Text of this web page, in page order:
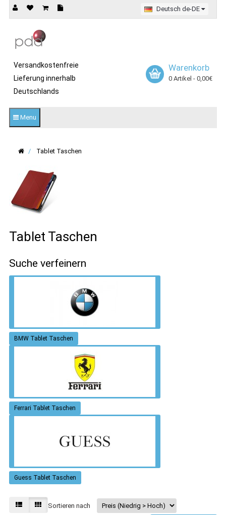
Deutsch de-DE
Versandkostenfreie
Lieferung innerhalb
Deutschlands
Warenkorb
0 Artikel - 0,00€
Menu
Tablet Taschen
Tablet Taschen
Suche verfeinern
BMW Tablet Taschen
Ferrari Tablet Taschen
Guess Tablet Taschen
Sortieren nach